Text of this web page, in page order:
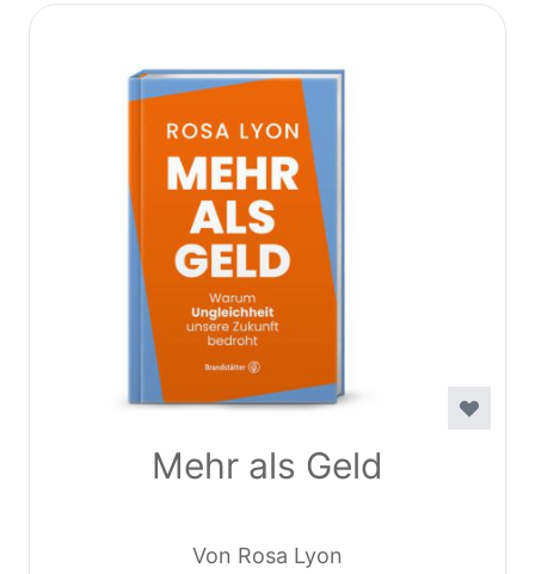
Mehr als Geld
Von Rosa Lyon